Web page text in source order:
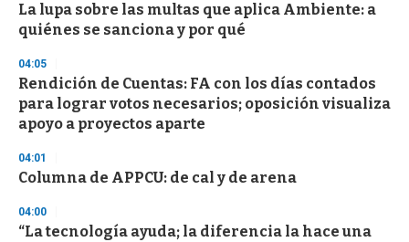
La lupa sobre las multas que aplica Ambiente: a
quiénes se sanciona y por qué
04:05
Rendición de Cuentas: FA con los días contados
para lograr votos necesarios; oposición visualiza
apoyo a proyectos aparte
04:01
Columna de APPCU: de cal y de arena
04:00
“La tecnología ayuda; la diferencia la hace una